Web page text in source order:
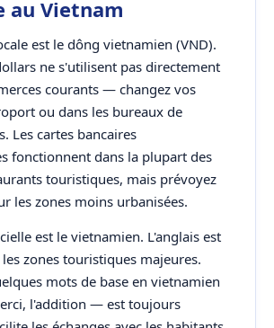
au Vietnam
est le dông vietnamien (VND).
ne s'utilisent pas directement
courants — changez vos
ou dans les bureaux de
Les cartes bancaires
fonctionnent dans la plupart des
touristiques, mais prévoyez
les zones moins urbanisées.
est le vietnamien. L'anglais est
zones touristiques majeures.
mots de base en vietnamien
l'addition — est toujours